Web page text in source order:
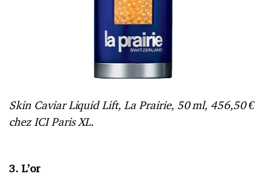
Skin Caviar Liquid Lift, La Prairie, 50 ml, 456,50 €
chez ICI Paris XL.
3. L’or